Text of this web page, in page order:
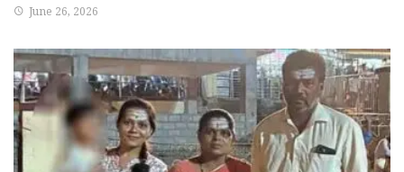
June 26, 2026